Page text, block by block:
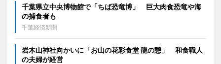
千葉県立中央博物館で「ちば恐竜博」 巨大肉食恐竜や海
の捕食者も
千葉経済新聞
岩木山神社向かいに「お山の花彩食堂 龍の憩」 和食職人
の夫婦が経営